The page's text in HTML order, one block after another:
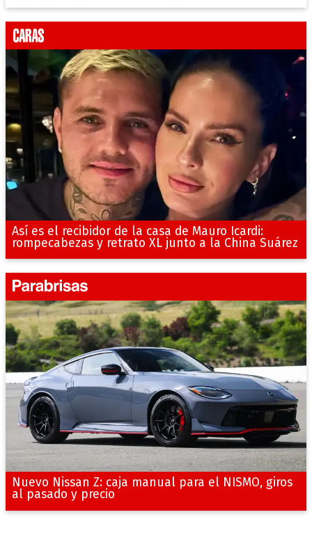
Así es el recibidor de la casa de Mauro Icardi:
rompecabezas y retrato XL junto a la China Suárez
Nuevo Nissan Z: caja manual para el NISMO, giros
al pasado y precio